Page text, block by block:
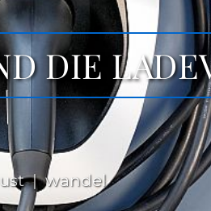
DIE
| wandel